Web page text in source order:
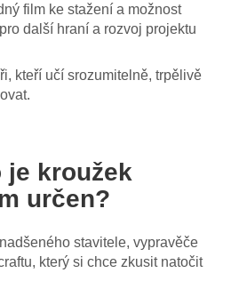
film ke stažení a možnost
další hraní a rozvoj projektu
kteří učí srozumitelně, trpělivě
je kroužek
určen?
stavitele, vypravěče
který si chce zkusit natočit